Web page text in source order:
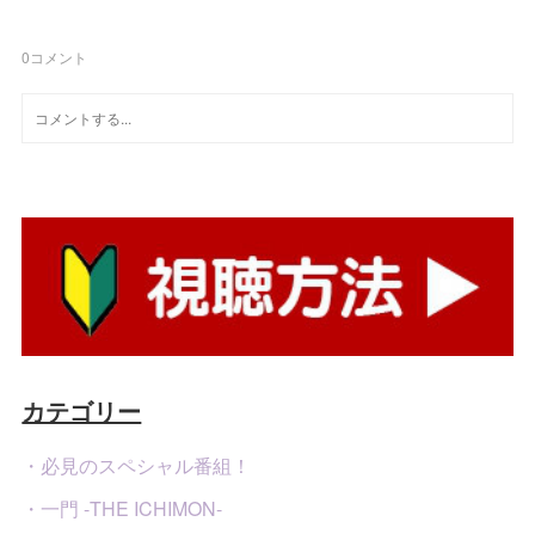
0コメント
カテゴリー
・必見のスペシャル番組！
・一門 -THE ICHIMON-